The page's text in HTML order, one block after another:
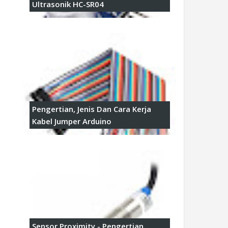
Ultrasonik HC-SR04
Pengertian, Jenis Dan Cara Kerja
Kabel Jumper Arduino
Sensor Proximity - Pengertian,